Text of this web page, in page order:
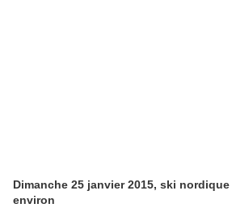
Dimanche 25 janvier 2015, ski
environ